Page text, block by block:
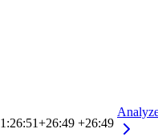
1:26:51+26:49 +26:49